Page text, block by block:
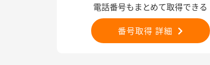
電話番号もまとめて取得できる
番号取得 詳細